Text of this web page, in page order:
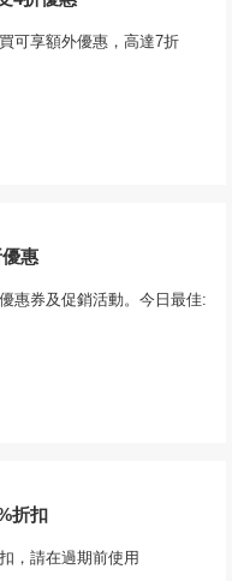
可享額外優惠，高達7折
惠
惠券及促銷活動。今日最佳:
折扣
，請在過期前使用